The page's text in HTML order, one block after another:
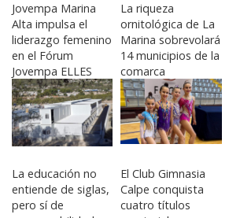
Jovempa Marina
Alta impulsa el
liderazgo femenino
en el Fórum
Jovempa ELLES
2026
La riqueza
ornitológica de La
Marina sobrevolará
14 municipios de la
comarca
La educación no
entiende de siglas,
pero sí de
El Club Gimnasia
Calpe conquista
cuatro títulos